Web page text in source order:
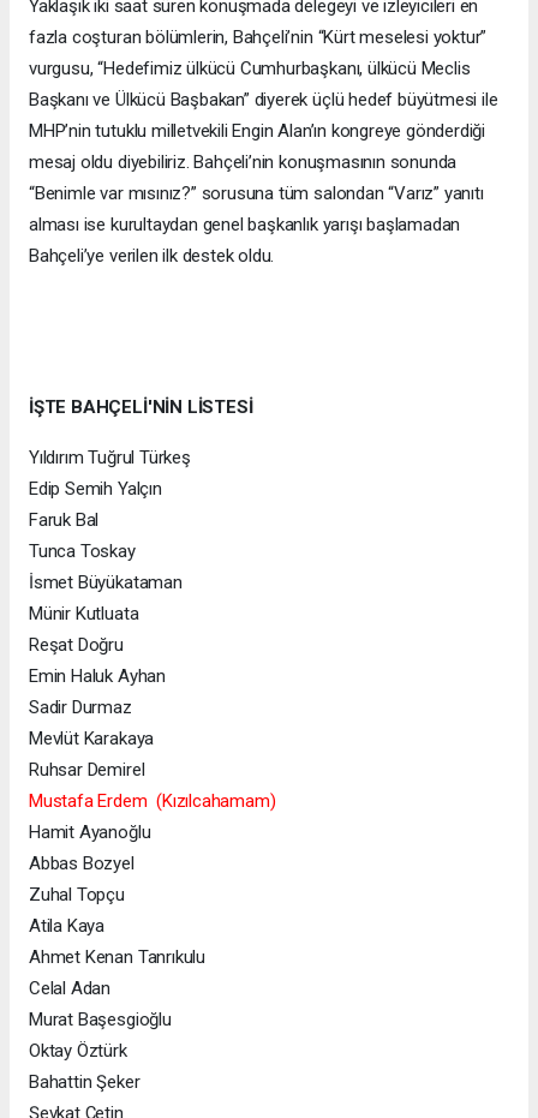
Yaklaşık iki saat süren konuşmada delegeyi ve izleyicileri en
fazla coşturan bölümlerin, Bahçeli’nin “Kürt meselesi yoktur”
vurgusu, “Hedefimiz ülkücü Cumhurbaşkanı, ülkücü Meclis
Başkanı ve Ülkücü Başbakan” diyerek üçlü hedef büyütmesi ile
MHP’nin tutuklu milletvekili Engin Alan’ın kongreye gönderdiği
mesaj oldu diyebiliriz. Bahçeli’nin konuşmasının sonunda
“Benimle var mısınız?” sorusuna tüm salondan “Varız” yanıtı
alması ise kurultaydan genel başkanlık yarışı başlamadan
Bahçeli’ye verilen ilk destek oldu.
İŞTE BAHÇELİ'NİN LİSTESİ
Yıldırım Tuğrul Türkeş
Edip Semih Yalçın
Faruk Bal
Tunca Toskay
İsmet Büyükataman
Münir Kutluata
Reşat Doğru
Emin Haluk Ayhan
Sadir Durmaz
Mevlüt Karakaya
Ruhsar Demirel
Mustafa Erdem (Kızılcahamam)
Hamit Ayanoğlu
Abbas Bozyel
Zuhal Topçu
Atila Kaya
Ahmet Kenan Tanrıkulu
Celal Adan
Murat Başesgioğlu
Oktay Öztürk
Bahattin Şeker
Şevkat Çetin